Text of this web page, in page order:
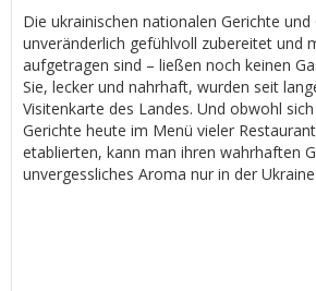
Die ukrainischen nationalen Gerichte und
unveränderlich gefühlvoll zubereitet und
aufgetragen sind – ließen noch keinen
Sie, lecker und nahrhaft, wurden seit
Visitenkarte des Landes. Und obwohl
Gerichte heute im Menü vieler
etablierten, kann man ihren wahrhaften
unvergessliches Aroma nur in der